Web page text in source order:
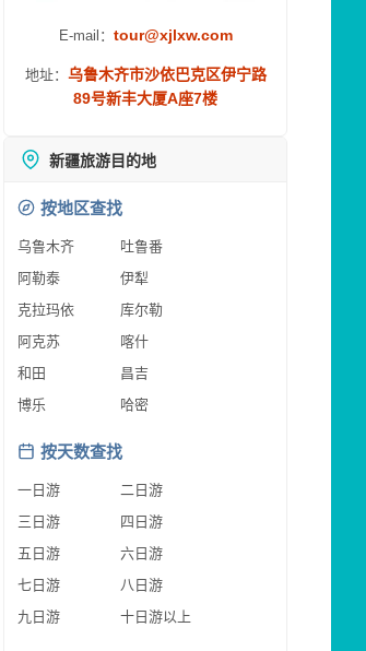
E-mail： tour@xjlxw.com
地址： 乌鲁木齐市沙依巴克区伊宁路
89号新丰大厦A座7楼
新疆旅游目的地
按地区查找
乌鲁木齐
吐鲁番
阿勒泰
伊犁
克拉玛依
库尔勒
阿克苏
喀什
和田
昌吉
博乐
哈密
按天数查找
一日游
二日游
三日游
四日游
五日游
六日游
七日游
八日游
九日游
十日游以上